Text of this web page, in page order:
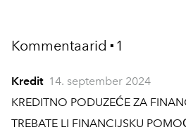
Kommentaarid ▪ 1
Kredit 14. september 2024
KREDITNO PODUZEĆE ZA
TREBATE LI FINANCIJSKU